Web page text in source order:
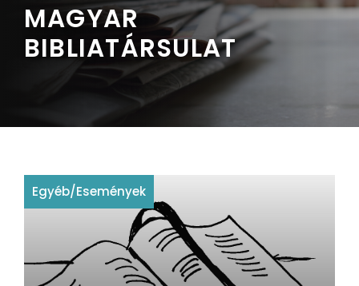
MAGYAR
BIBLIATÁRSULAT
Egyéb/Események